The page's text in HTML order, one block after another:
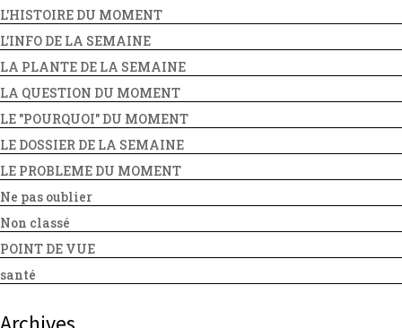
L'HISTOIRE DU MOMENT
L'INFO DE LA SEMAINE
LA PLANTE DE LA SEMAINE
LA QUESTION DU MOMENT
LE "POURQUOI" DU MOMENT
LE DOSSIER DE LA SEMAINE
LE PROBLEME DU MOMENT
Ne pas oublier
Non classé
POINT DE VUE
santé